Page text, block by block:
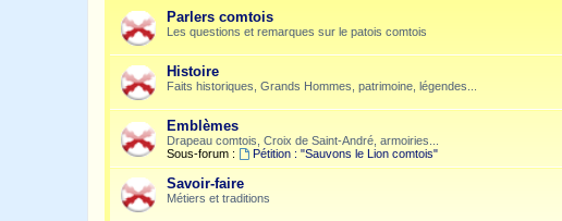
Parlers comtois
Les questions et remarques sur le patois comtois
Histoire
Faits historiques, Grands Hommes, patrimoine, légendes...
Emblèmes
Drapeau comtois, Croix de Saint-André, armoiries...
Sous-forum :
Pétition : "Sauvons le Lion comtois"
Savoir-faire
Métiers et traditions